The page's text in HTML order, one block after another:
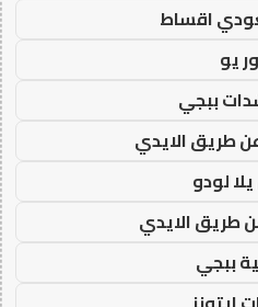
اقساط
يو
ببجي
طريق الايدي
لودو
طريق الايدي
ببجي